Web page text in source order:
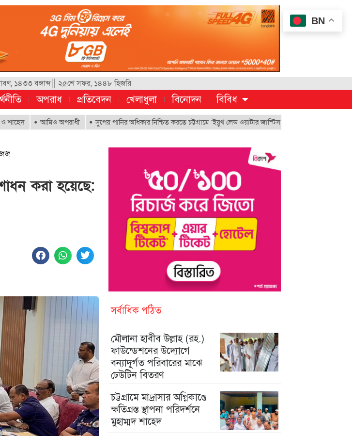
১৪৩৩ বঙ্গাব্দ║ ২৫শে সফর, ১৪৪৮ হিজরি
অপরাধ প্রতিবেদন খেলাধুলা বিনোদন বিবিধ
আমিও অপরাধী সুপেয় পানির অধিকার নিশ্চিত করতে চট্টগ্রামে ‘ইয়ুথ লেড ওয়াটার জাস্টিস মুভমেন্ট’
জজ
করা হয়েছে:
সর্বাধিক পঠিত
মৌলানা হাবীব উল্লাহ (রহ.)
ফাউন্ডেশনের উদ্যোগে
বন্যাদুর্গত পরিবারের মাঝে
ঢেউটিন বিতরণ
চট্টগ্রামে মাদ্রাসার অগ্নিকাণ্ডে
ক্ষতিগ্রস্ত স্থাপনা পরিদর্শনে
মুহাম্মদ শাহেদ
BN